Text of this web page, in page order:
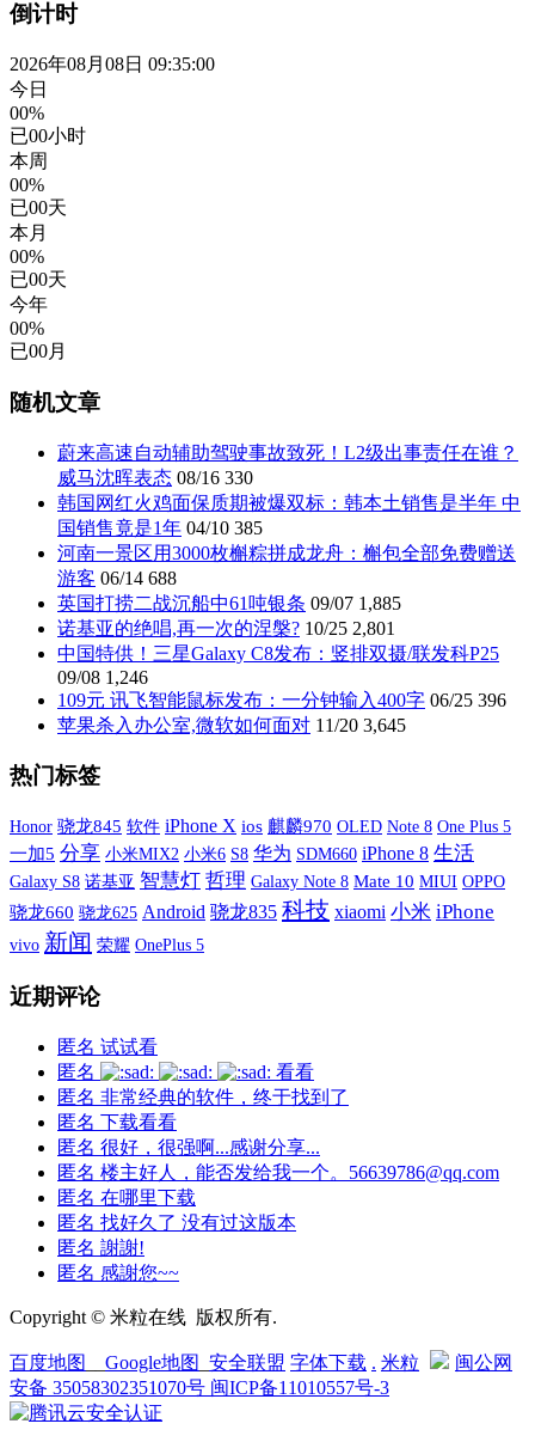
倒计时
2026年08月08日 09:35:00
今日
00%
已00小时
本周
00%
已00天
本月
00%
已00天
今年
00%
已00月
随机文章
蔚来高速自动辅助驾驶事故致死！L2级出事责任在谁？
威马沈晖表态 08/16 330
韩国网红火鸡面保质期被爆双标：韩本土销售是半年 中
国销售竟是1年 04/10 385
河南一景区用3000枚槲粽拼成龙舟：槲包全部免费赠送
游客 06/14 688
英国打捞二战沉船中61吨银条 09/07 1,885
诺基亚的绝唱,再一次的涅槃? 10/25 2,801
中国特供！三星Galaxy C8发布：竖排双摄/联发科P25
09/08 1,246
109元 讯飞智能鼠标发布：一分钟输入400字 06/25 396
苹果杀入办公室,微软如何面对 11/20 3,645
热门标签
Honor 骁龙845 软件 iPhone X ios 麒麟970 OLED Note 8 One Plus 5
一加5 分享 小米MIX2 小米6 S8 华为 SDM660 iPhone 8 生活
Galaxy S8 诺基亚 智慧灯 哲理 Galaxy Note 8 Mate 10 MIUI OPPO
骁龙660 骁龙625 Android 骁龙835 科技 xiaomi 小米 iPhone
vivo 新闻 荣耀 OnePlus 5
近期评论
匿名 试试看
匿名
看看
匿名 非常经典的软件，终于找到了
匿名 下载看看
匿名 很好，很强啊...感谢分享...
匿名 楼主好人，能否发给我一个。56639786@qq.com
匿名 在哪里下载
匿名 找好久了 没有过这版本
匿名 謝謝!
匿名 感謝您~~
Copyright © 米粒在线 版权所有.
百度地图 Google地图 安全联盟 字体下载 . 米粒
闽公网
安备 35058302351070号 闽ICP备11010557号-3